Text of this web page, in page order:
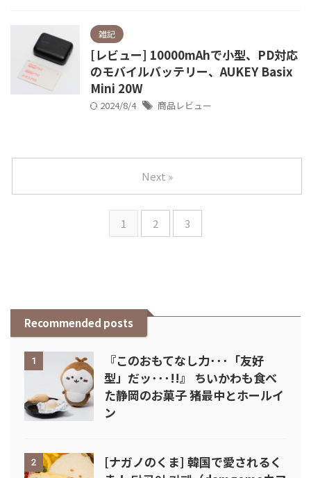
雑記
[レビュー] 10000mAhで小型、PD対応
のモバイルバッテリー、AUKEY Basix
Mini 20W
2024/8/4 商品レビュー
1 2 3
Next »
Recommended posts
1
『このおもてなし力･･･「友好
型」だッ･･･!!』 ちいかわも食べ
た静岡のお菓子 猪最中とホールイ
ン
2
[ナガノのくま] 韓国で愛されるく